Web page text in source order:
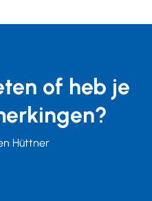
of heb je
Hüttner